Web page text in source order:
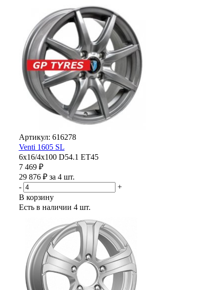
Артикул: 616278
Venti 1605 SL
6x16/4x100 D54.1 ET45
7 469 ₽
29 876 ₽ за 4 шт.
-
+
В корзину
Есть в наличии 4 шт.